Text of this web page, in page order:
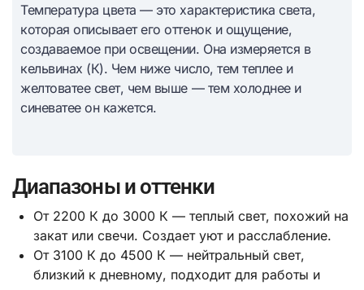
Температура цвета — это характеристика света,
которая описывает его оттенок и ощущение,
создаваемое при освещении. Она измеряется в
кельвинах (К). Чем ниже число, тем теплее и
желтоватее свет, чем выше — тем холоднее и
синеватее он кажется.
Диапазоны и оттенки
От 2200 К до 3000 К — теплый свет, похожий на
закат или свечи. Создает уют и расслабление.
От 3100 К до 4500 К — нейтральный свет,
близкий к дневному, подходит для работы и